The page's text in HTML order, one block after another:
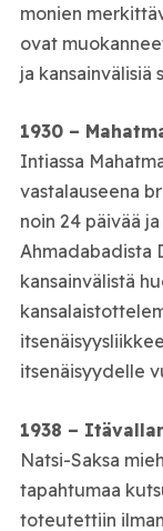
monien
ovat
ja kansainvälisiä
1930 –
Intiassa
vastalauseena
noin 24 päivää
Ahmadabadista
kansainvälistä
itsenäisyydelle
1938 –
Natsi-Saksa
tapahtumaa
toteutettiin